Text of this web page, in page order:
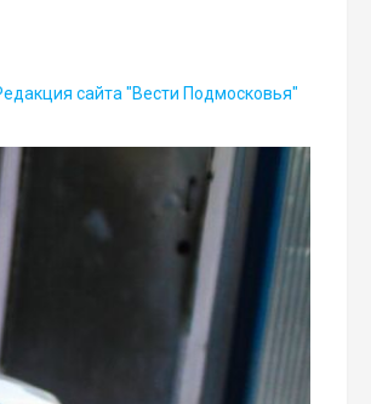
сайта "Вести Подмосковья"